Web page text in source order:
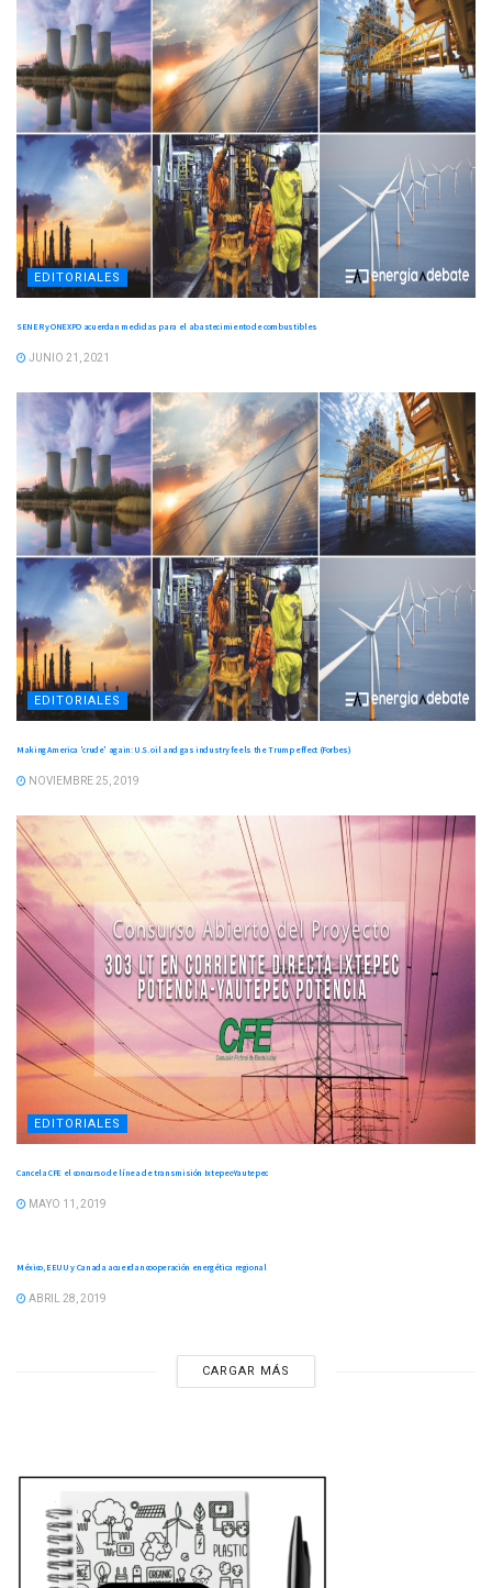
EDITORIALES
SENER y ONEXPO acuerdan medidas para el abastecimiento de combustibles
JUNIO 21, 2021
EDITORIALES
Making America 'crude' again: U.S. oil and gas industry feels the Trump effect (Forbes)
NOVIEMBRE 25, 2019
EDITORIALES
Cancela CFE el concurso de línea de transmisión Ixtepec-Yautepec
MAYO 11, 2019
México, EEUU y Canada acuerdan cooperación energética regional
ABRIL 28, 2019
CARGAR MÁS